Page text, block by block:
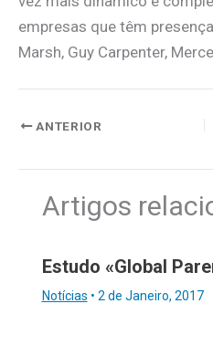
empresas que têm
Marsh, Guy Carpenter,
ANTERIOR
Artigos
Estudo «Global
Notícias • 2 de Janeiro, 2017